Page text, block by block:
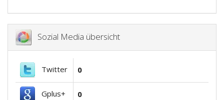
Sozial Media übersicht
Twitter 0
Gplus+ 0